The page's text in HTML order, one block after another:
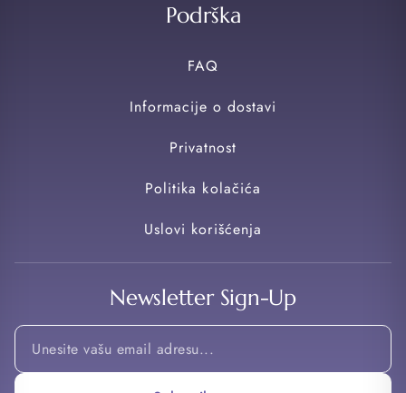
Podrška
FAQ
Informacije o dostavi
Privatnost
Politika kolačića
Uslovi korišćenja
Newsletter Sign-Up
Email
*